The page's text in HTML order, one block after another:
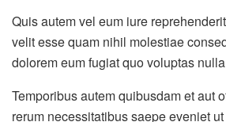
Quis autem vel eum iure
velit esse quam nihil molestiae
dolorem eum fugiat quo voluptas
Temporibus autem quibusdam et aut
rerum necessitatibus saepe eveniet